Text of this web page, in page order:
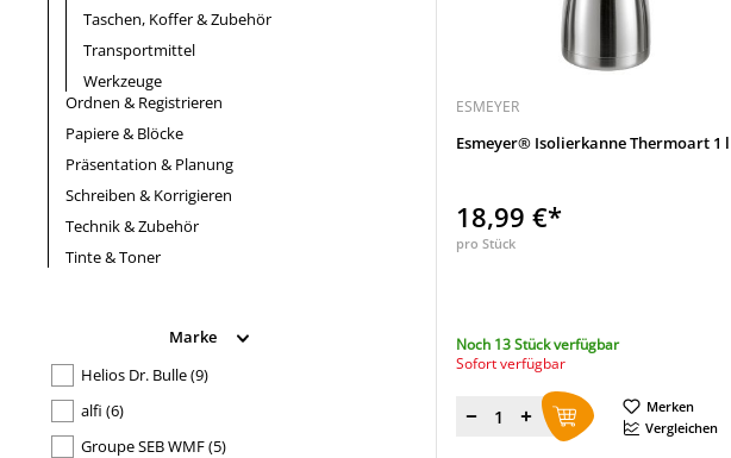
Taschen, Koffer & Zubehör
Transportmittel
Werkzeuge
Ordnen & Registrieren
Papiere & Blöcke
Präsentation & Planung
Schreiben & Korrigieren
Technik & Zubehör
Tinte & Toner
Marke
Helios Dr. Bulle(9)
alfi (6)
Groupe SEB WMF(5)
ESMEYER
Esmeyer® Isolierkanne Thermoart 1 l
18,99 €*
pro Stück
Noch 13 Stück verfügbar
Sofort verfügbar
Menge
Merken
Vergleichen